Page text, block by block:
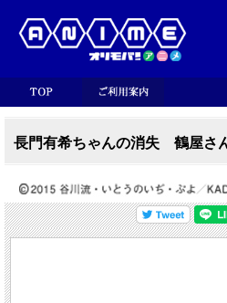
長門有希ちゃんの消失 鶴屋さ